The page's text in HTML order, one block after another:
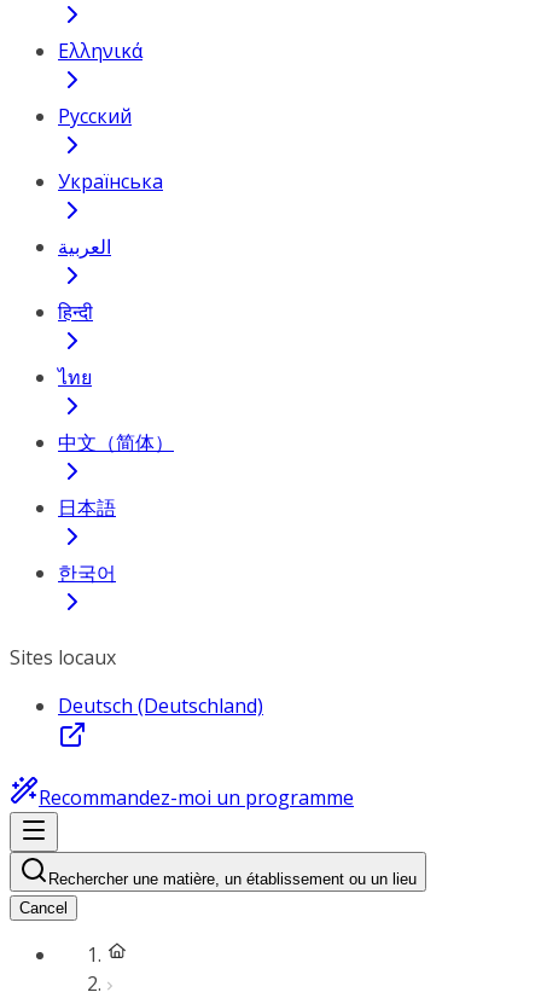
Ελληνικά
Русский
Українська
العربية
हिन्दी
ไทย
中文（简体）
日本語
한국어
Sites locaux
Deutsch (Deutschland)
Recommandez-moi un programme
Rechercher une matière, un établissement ou un lieu
Cancel